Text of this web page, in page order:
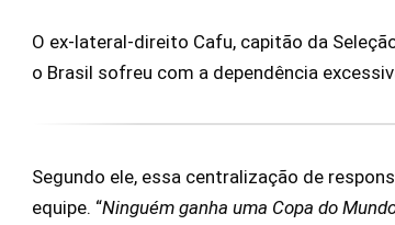
O ex-lateral-direito Cafu, capitão da
o Brasil sofreu com a dependência
Segundo ele, essa centralização de
equipe. “Ninguém ganha uma Copa do